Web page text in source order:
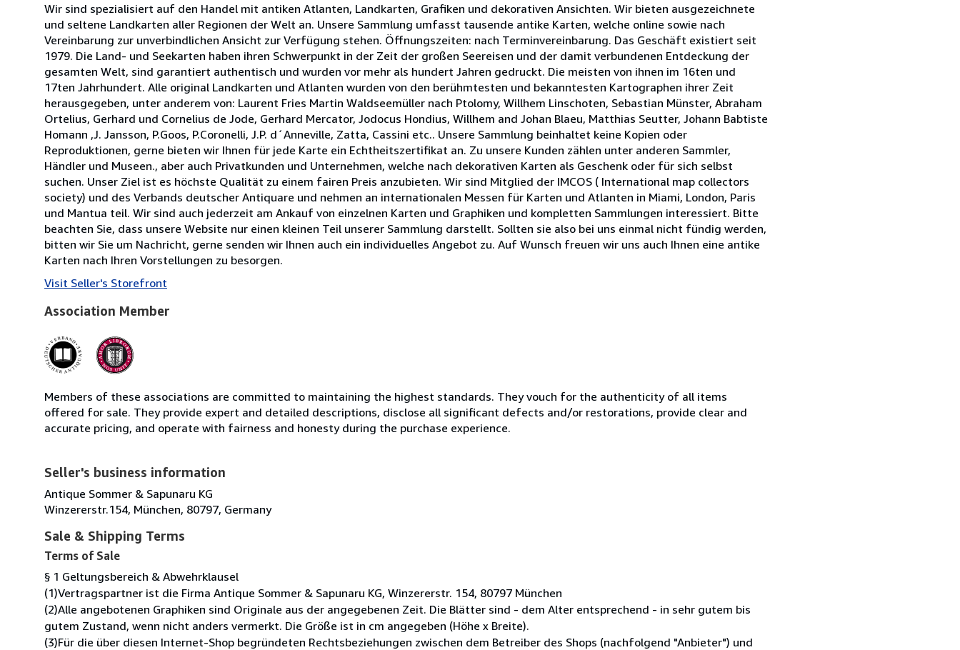
Wir sind spezialisiert auf den Handel mit antiken Atlanten, Landkarten, Grafiken und dekorativen Ansichten. Wir bieten ausgezeichnete
und seltene Landkarten aller Regionen der Welt an. Unsere Sammlung umfasst tausende antike Karten, welche online sowie nach
Vereinbarung zur unverbindlichen Ansicht zur Verfügung stehen. Öffnungszeiten: nach Terminvereinbarung. Das Geschäft existiert seit
1979. Die Land- und Seekarten haben ihren Schwerpunkt in der Zeit der großen Seereisen und der damit verbundenen Entdeckung der
gesamten Welt, sind garantiert authentisch und wurden vor mehr als hundert Jahren gedruckt. Die meisten von ihnen im 16ten und
17ten Jahrhundert. Alle original Landkarten und Atlanten wurden von den berühmtesten und bekanntesten Kartographen ihrer Zeit
herausgegeben, unter anderem von: Laurent Fries Martin Waldseemüller nach Ptolomy, Willhem Linschoten, Sebastian Münster, Abraham
Ortelius, Gerhard und Cornelius de Jode, Gerhard Mercator, Jodocus Hondius, Willhem and Johan Blaeu, Matthias Seutter, Johann Babtiste
Homann ,J. Jansson, P.Goos, P.Coronelli, J.P. d´Anneville, Zatta, Cassini etc.. Unsere Sammlung beinhaltet keine Kopien oder
Reproduktionen, gerne bieten wir Ihnen für jede Karte ein Echtheitszertifikat an. Zu unsere Kunden zählen unter anderen Sammler,
Händler und Museen., aber auch Privatkunden und Unternehmen, welche nach dekorativen Karten als Geschenk oder für sich selbst
suchen. Unser Ziel ist es höchste Qualität zu einem fairen Preis anzubieten. Wir sind Mitglied der IMCOS ( International map collectors
society) und des Verbands deutscher Antiquare und nehmen an internationalen Messen für Karten und Atlanten in Miami, London, Paris
und Mantua teil. Wir sind auch jederzeit am Ankauf von einzelnen Karten und Graphiken und kompletten Sammlungen interessiert. Bitte
beachten Sie, dass unsere Website nur einen kleinen Teil unserer Sammlung darstellt. Sollten sie also bei uns einmal nicht fündig werden,
bitten wir Sie um Nachricht, gerne senden wir Ihnen auch ein individuelles Angebot zu. Auf Wunsch freuen wir uns auch Ihnen eine antike
Karten nach Ihren Vorstellungen zu besorgen.
Visit Seller's Storefront
Association Member
Members of these associations are committed to maintaining the highest standards. They vouch for the authenticity of all items
offered for sale. They provide expert and detailed descriptions, disclose all significant defects and/or restorations, provide clear and
accurate pricing, and operate with fairness and honesty during the purchase experience.
Seller's business information
Antique Sommer & Sapunaru KG
Winzererstr.154, München, 80797, Germany
Sale & Shipping Terms
Terms of Sale
§ 1 Geltungsbereich & Abwehrklausel
(1)Vertragspartner ist die Firma Antique Sommer & Sapunaru KG, Winzererstr. 154, 80797 München
(2)Alle angebotenen Graphiken sind Originale aus der angegebenen Zeit. Die Blätter sind - dem Alter entsprechend - in sehr gutem bis
gutem Zustand, wenn nicht anders vermerkt. Die Größe ist in cm angegeben (Höhe x Breite).
(3)Für die über diesen Internet-Shop begründeten Rechtsbeziehungen zwischen dem Betreiber des Shops (nachfolgend "Anbieter") und